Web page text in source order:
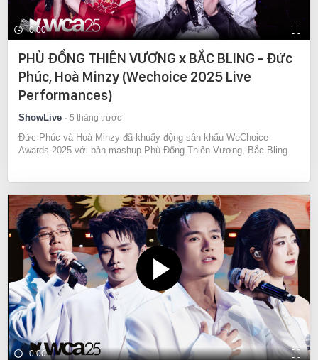
0:00
PHÙ ĐỔNG THIÊN VƯƠNG x BẮC BLING - Đức
Phúc, Hoà Minzy (Wechoice 2025 Live
Performances)
ShowLive 5 tháng trước
Đức Phúc và Hoà Minzy đã khuấy động sân khấu WeChoice
Awards 2025 với bản mashup Phù Đổng Thiên Vương, Bắc Bling
0:00